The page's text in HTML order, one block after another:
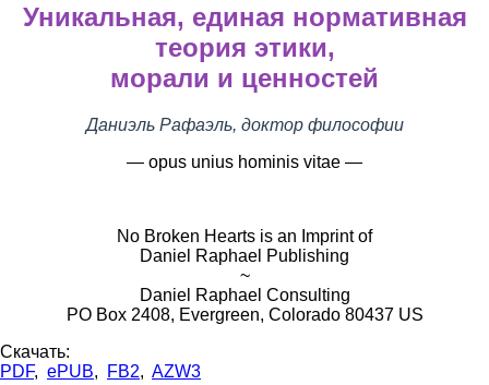
Уникальная, единая нормативная
теория этики,
морали и ценностей
Даниэль Рафаэль, доктор философии
— opus unius hominis vitae —
No Broken Hearts is an Imprint of
Daniel Raphael Publishing
~
Daniel Raphael Consulting
PO Box 2408, Evergreen, Colorado 80437 US
Скачать:
PDF, ePUB, FB2, AZW3